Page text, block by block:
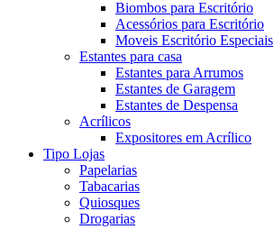
Biombos para Escritório
Acessórios para Escritório
Moveis Escritório Especiais
Estantes para casa
Estantes para Arrumos
Estantes de Garagem
Estantes de Despensa
Acrílicos
Expositores em Acrílico
Tipo Lojas
Papelarias
Tabacarias
Quiosques
Drogarias